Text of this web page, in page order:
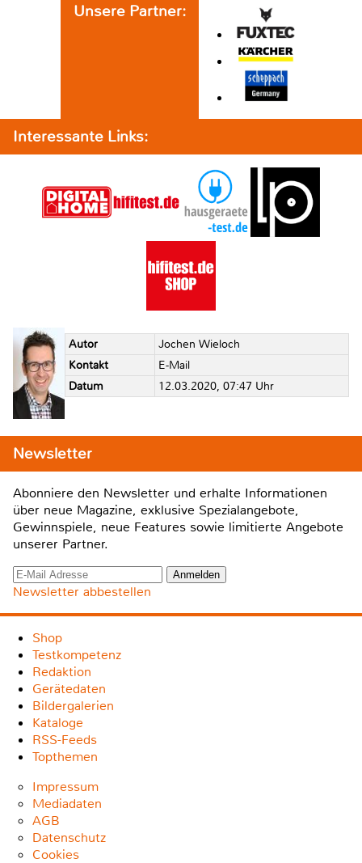
Unsere Partner:
Interessante Links:
Autor
Jochen Wieloch
Kontakt
E-Mail
Datum
12.03.2020, 07:47 Uhr
Newsletter
Abonniere den Newsletter und erhalte Informationen
über neue Magazine, exklusive Spezialangebote,
Gewinnspiele, neue Features sowie limitierte Angebote
unserer Partner.
Newsletter abbestellen
Shop
Testkompetenz
Redaktion
Gerätedaten
Bildergalerien
Kataloge
RSS-Feeds
Topthemen
Impressum
Mediadaten
AGB
Datenschutz
Cookies